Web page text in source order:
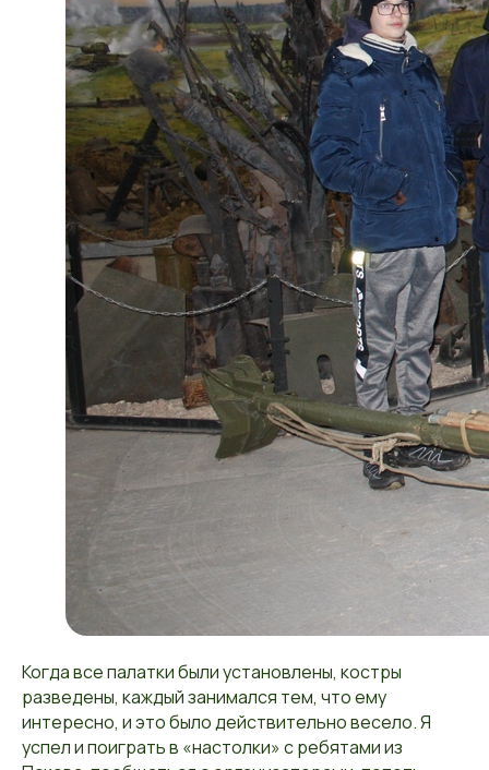
Когда все палатки были установлены, костры
разведены, каждый занимался тем, что ему
интересно, и это было действительно весело. Я
успел и поиграть в «настолки» с ребятами из